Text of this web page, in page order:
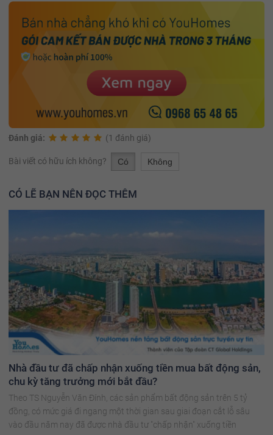
Đánh giá: (1 đánh giá)
Bài viết có hữu ích không? Có Không
CÓ LẼ BẠN NÊN ĐỌC THÊM
Nhà đầu tư đã chấp nhận xuống tiền mua bất động sản,
chu kỳ tăng trưởng mới bắt đầu?
Theo TS Nguyễn Văn Đính, các sản phẩm bất động sản trên 5 tỷ
đồng, có mức giá đi ngang một thời gian sau giai đoạn cắt lỗ sâu
vào đầu năm nay đã được nhà đầu tư "chấp nhận" xuống tiền